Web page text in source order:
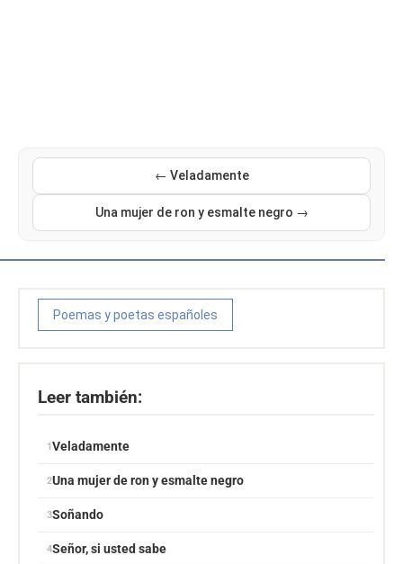
← Veladamente
Una mujer de ron y esmalte negro →
Poemas y poetas españoles
Leer también:
Veladamente
Una mujer de ron y esmalte negro
Soñando
Señor, si usted sabe